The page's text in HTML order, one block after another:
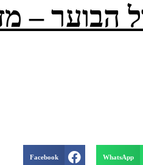
הבוער –
WhatsApp
Facebook